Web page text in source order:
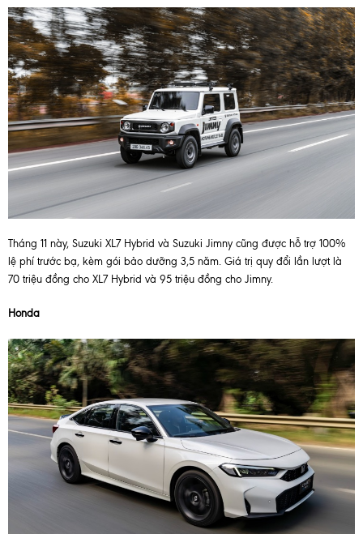
Tháng 11 này, Suzuki XL7 Hybrid và Suzuki Jimny cũng được hỗ trợ 100%
lệ phí trước bạ, kèm gói bảo dưỡng 3,5 năm. Giá trị quy đổi lần lượt là
70 triệu đồng cho XL7 Hybrid và 95 triệu đồng cho Jimny.
Honda